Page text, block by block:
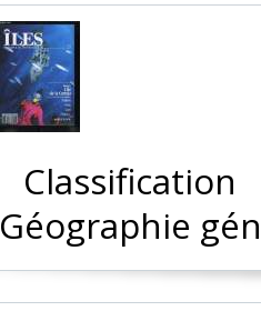
Géographie